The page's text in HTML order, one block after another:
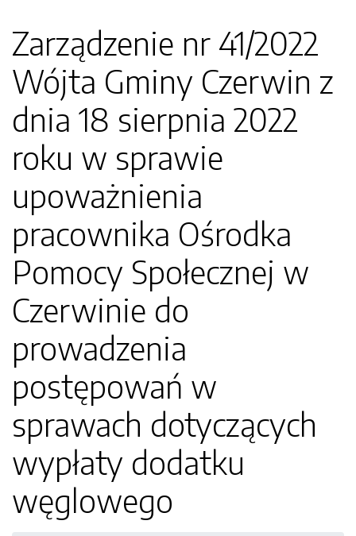
Zarządzenie nr 41/2022
Wójta Gminy Czerwin z
dnia 18 sierpnia 2022
roku w sprawie
upoważnienia
pracownika Ośrodka
Pomocy Społecznej w
Czerwinie do
prowadzenia
postępowań w
sprawach dotyczących
wypłaty dodatku
węglowego